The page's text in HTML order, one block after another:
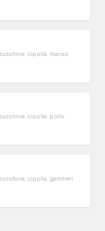
cipolla, manzo
cipolla, pollo
cipolla, gamberi